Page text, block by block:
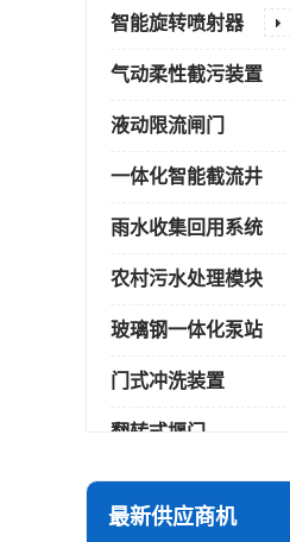
智能旋转喷射器
气动柔性截污装置
液动限流闸门
一体化智能截流井
雨水收集回用系统
农村污水处理模块
玻璃钢一体化泵站
门式冲洗装置
翻转式堰门
智能一体化雨水泵站
最新供应商机